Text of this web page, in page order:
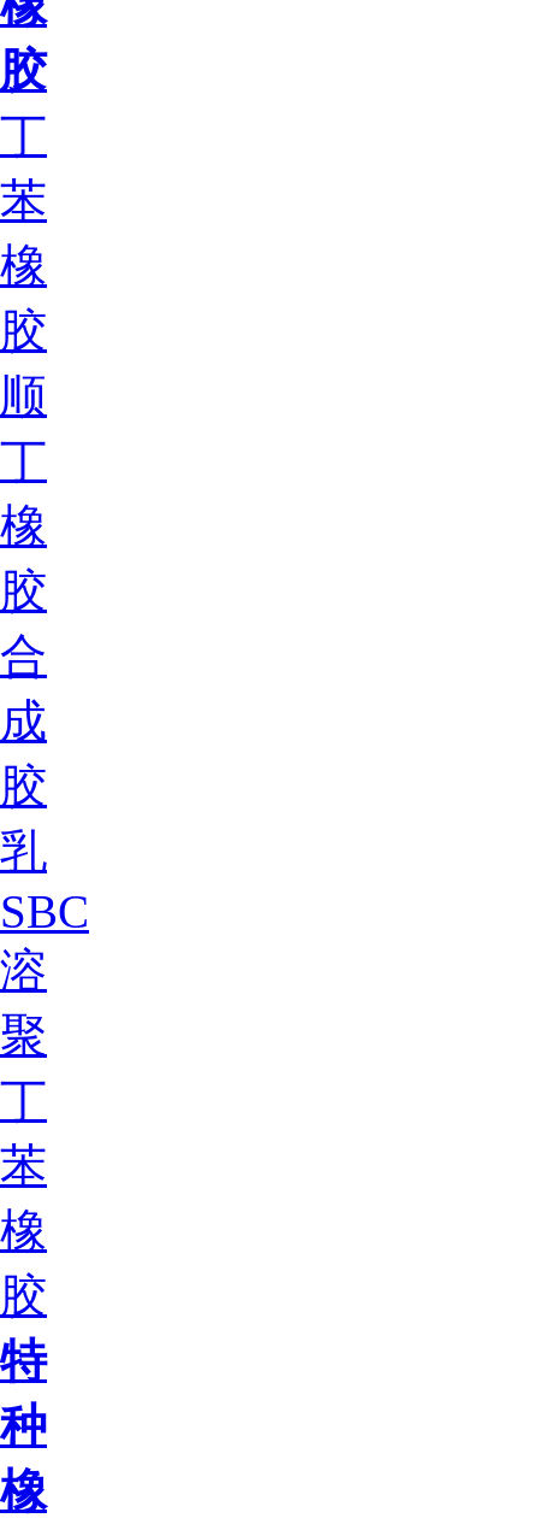
胶
丁
苯
橡
胶
顺
丁
橡
胶
合
成
胶
乳
SBC
溶
聚
丁
苯
橡
胶
特
种
橡